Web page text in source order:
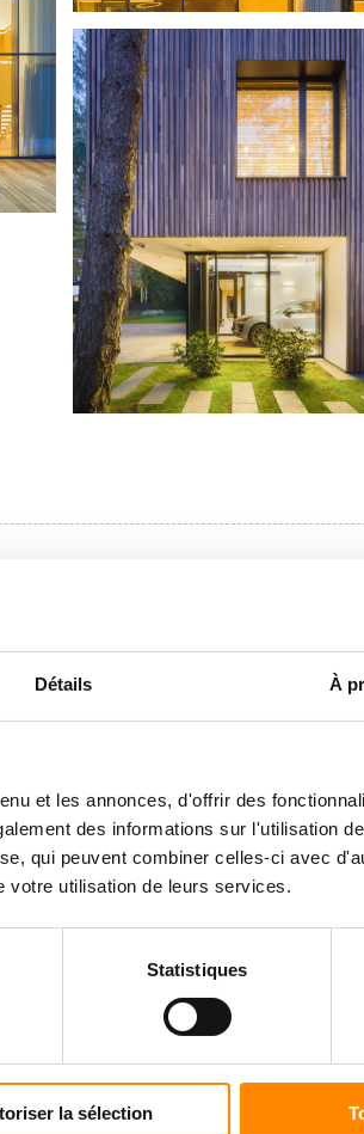
Détails À
et les annonces, d'offrir des
des informations sur l'utilisation
qui peuvent combiner celles-ci avec
votre utilisation de leurs services.
Statistiques
la sélection
EINEN
Geben Sie eine